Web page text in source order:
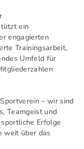
ein
engagierten
Trainingsarbeit,
Umfeld für
– wir sind
Teamgeist und
Erfolge
weit über das